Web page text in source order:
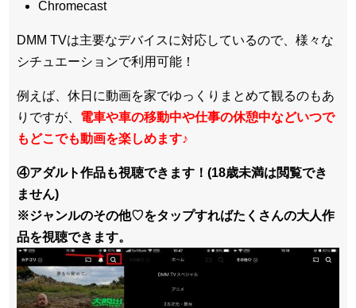
Chromecast
DMM TVは主要なデバイスに対応しているので、 様々な
シチュエーションで利用可能！
例えば、休日に動画を家でゆっくりまとめて観るのもあ
りですが、 電車や車の移動中や仕事の休憩中などいつで
もどこでも動画を楽しめます♪
④アダルト作品も視聴できます！(18歳未満は閲覧でき
ません)
※ジャンルのその他♡をタップすればたくさんの大人作
品を視聴できます。